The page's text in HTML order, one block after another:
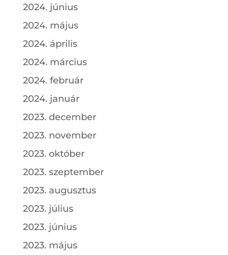
2024. június
2024. május
2024. április
2024. március
2024. február
2024. január
2023. december
2023. november
2023. október
2023. szeptember
2023. augusztus
2023. július
2023. június
2023. május